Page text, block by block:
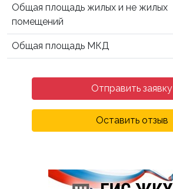
Общая площадь жилых и не жилых
помещений
Общая площадь МКД
Отправить заявку
Оставить отзыв